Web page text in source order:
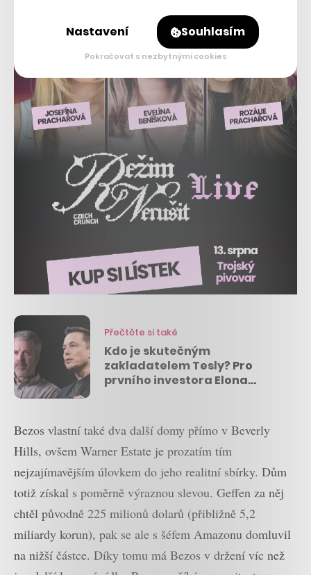
Přečtěte si také
Kdo je skutečným
zakladatelem Tesly? Pro
prvního investora Elona
Bezos vlastní také dva další domy přímo v Beverly
Hills, ovšem Warner Estate je prozatím tím
nejzajímavějším úlovkem do jeho realitní sbírky. Dům
totiž získal s poměrně výraznou slevou. Geffen za něj
chtěl původně 225 milionů dolarů (přibližně 5,2
miliardy korun), pak se ale s šéfem Amazonu domluvil
na nižší částce. Díky tomu má Bezos v držení víc než
Nastavení Souhlasím
Pokračovat s nezbytnými cookies